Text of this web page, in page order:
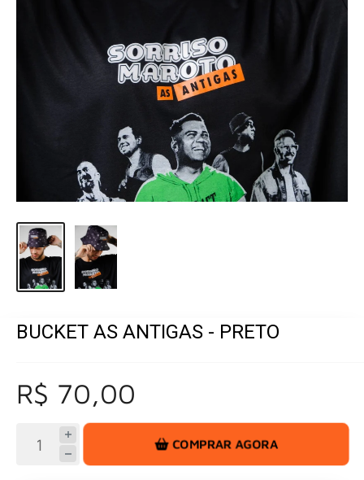
BUCKET AS ANTIGAS - PRETO
R$ 70,00
COMPRAR AGORA